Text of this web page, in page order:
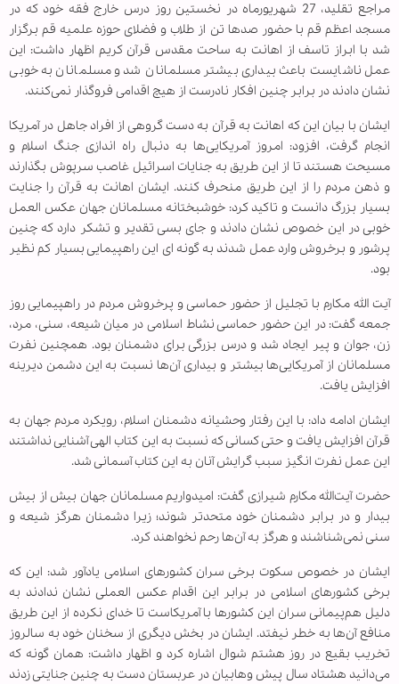
مراجع تقلید، 27 شهریورماه در نخستین روز درس خارج فقه خود که در
مسجد اعظم قم با حضور صد‌ها تن از طلاب و فضلای حوزه علمیه قم برگزار
شد با ابراز تاسف از اهانت به ساحت مقدس قرآن کریم اظهار داشت: این
عمل ناشایست باعث بیداری بیشتر مسلمانان شد و مسلمانان به خوبی
نشان دادند در برابر چنین افکار نادرست از هیچ اقدامی فروگذار نمی‌کنند.
ایشان با بیان این که اهانت به قرآن به دست گروهی از افراد جاهل در آمریکا
انجام گرفت، افزود: امروز آمریکا‌یی‌ها به دنبال راه اندازی جنگ اسلام و
مسیحت هستند تا از این طریق به جنایات اسرائیل غاصب سرپوش بگذارند
و ذهن مردم را از این طریق منحرف کنند. ایشان اهانت به قرآن را جنایت
بسیار بزرگ دانست و تاکید کرد: خوشبختانه مسلمانان جهان عکس العمل
خوبی در این خصوص نشان دادند و جای بسی تقدیر و تشکر دارد که چنین
پرشور و برخروش وارد عمل شدند به گونه ای این راهپیمایی بسیار کم نظیر
بود.
آیت الله مکارم با تجلیل از حضور حماسی و پرخروش مردم در راهپیمایی روز
جمعه گفت: در این حضور حماسی نشاط اسلامی در میان شیعه، سنی، مرد،
زن، جوان و پیر ایجاد شد و درس بزرگی برای دشمنان بود. همچنین نفرت
مسلمانان از آمریکایی‌ها بیشتر و بیداری آن‌ها نسبت به این دشمن دیرینه
افزایش یافت.
ایشان ادامه داد: با این رفتار وحشیانه دشمنان اسلام، رویکرد مردم جهان به
قرآن افزایش یافت و حتی کسانی که نسبت به این کتاب الهی آشنایی نداشتند
این عمل نفرت انگیز سبب گرایش آنان به این کتاب آسمانی شد.
حضرت آیت‌الله مکارم شیرازی گفت: امیدواریم مسلمانان جهان بیش از بیش
بیدار و در برابر دشمنان خود متحد‌تر شوند؛ زیرا دشمنان هرگز شیعه و
سنی نمی‌شناشند و هرگز به آن‌ها رحم نخواهند کرد.
ایشان در خصوص سکوت برخی سران کشورهای اسلامی یادآور شد: این که
برخی کشورهای اسلامی در برابر این اقدام عکس العملی نشان ندادند به
دلیل هم‌پیمانی سران این کشورها با آمریکاست تا خدای نکرده از این طریق
منافع آن‌ها به خطر نیفتد. ایشان در بخش دیگری از سخنان خود به سالروز
تخریب بقیع در روز هشتم شوال اشاره کرد و اظهار داشت: همان گونه که
می‌دانید هشتاد سال پیش وهابیان در عربستان دست به چنین جنایتی زدند